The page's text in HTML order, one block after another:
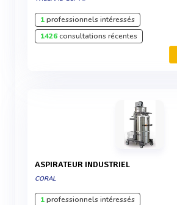
1professionnels intéressés
1426consultations récentes
ASPIRATEUR INDUSTRIEL
CORAL
1professionnels intéressés